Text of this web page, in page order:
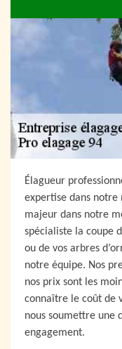
Élagueur
expertise dans notre
majeur dans notre
spécialiste la coupe
ou de vos arbres
notre équipe. Nos
nos prix sont les
connaître le coût de
nous soumettre une
engagement.